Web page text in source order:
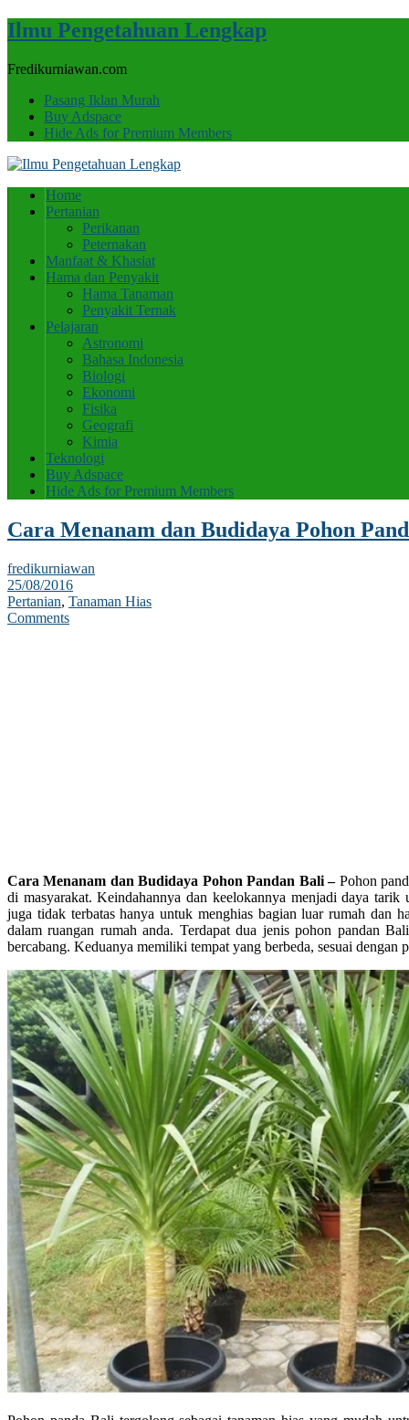
Ilmu Pengetahuan Lengkap
Fredikurniawan.com
Pasang Iklan Murah
Buy Adspace
Hide Ads for Premium Members
Home
Pertanian
Perikanan
Peternakan
Manfaat & Khasiat
Hama dan Penyakit
Hama Tanaman
Penyakit Ternak
Pelajaran
Astronomi
Bahasa Indonesia
Biologi
Ekonomi
Fisika
Geografi
Kimia
Teknologi
Buy Adspace
Hide Ads for Premium Members
Cara Menanam dan Budidaya Pohon
fredikurniawan
25/08/2016
Pertanian, Tanaman Hias
Comments
Cara Menanam dan Budidaya Pohon Pandan Bali – Pohon
di masyarakat. Keindahannya dan keelokannya menjadi daya
juga tidak terbatas hanya untuk menghias bagian luar rumah dan
dalam ruangan rumah anda. Terdapat dua jenis pohon pandan
bercabang. Keduanya memiliki tempat yang berbeda, sesuai dengan